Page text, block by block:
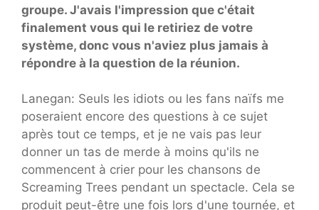
groupe. J'avais l'impression que c'était
finalement vous qui le retiriez de votre
système, donc vous n'aviez plus jamais à
répondre à la question de la réunion.
Lanegan: Seuls les idiots ou les fans naïfs me
poseraient encore des questions à ce sujet
après tout ce temps, et je ne vais pas leur
donner un tas de merde à moins qu'ils ne
commencent à crier pour les chansons de
Screaming Trees pendant un spectacle. Cela se
produit peut-être une fois lors d'une tournée, et